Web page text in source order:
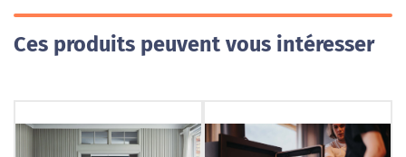
Ces produits peuvent vous intéresser